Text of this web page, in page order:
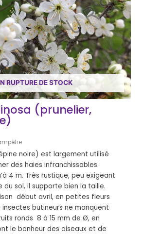
RUPTURE DE STOCK
(prunelier,
noire) est largement utilisé
des haies infranchissables.
4 m. Très rustique, peu exigeant
du sol, il supporte bien la taille.
début avril, en petites fleurs
insectes butineurs ne manquent
ronds 8 à 15 mm de Ø, en
le bonheur des oiseaux et de